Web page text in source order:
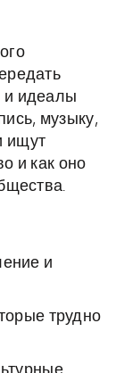
и идеалы
музыку,
ищут
и как оно
и
трудно